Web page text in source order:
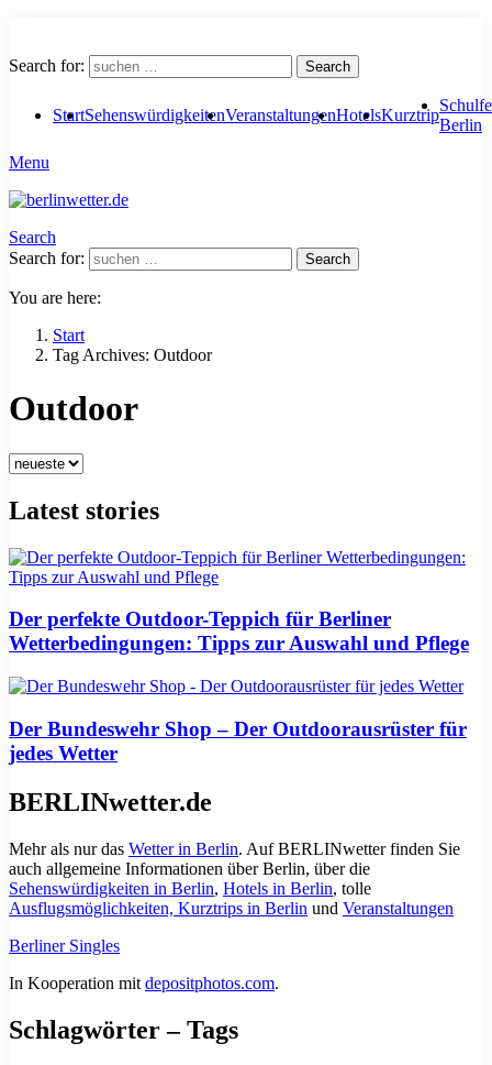
Search for: Search
StartSehenswürdigkeitenVeranstaltungenHotelsKurztrip
Berlin
Menu
Search
Search for:
Search
You are here:
Start
Tag Archives: Outdoor
Outdoor
Latest stories
Der perfekte Outdoor-Teppich für Berliner
Wetterbedingungen: Tipps zur Auswahl und Pflege
Der Bundeswehr Shop – Der Outdoorausrüster für
jedes Wetter
BERLINwetter.de
Mehr als nur das Wetter in Berlin. Auf BERLINwetter finden Sie
auch allgemeine Informationen über Berlin, über die
Sehenswürdigkeiten in Berlin, Hotels in Berlin, tolle
Ausflugsmöglichkeiten, Kurztrips in Berlin und Veranstaltungen
Berliner Singles
In Kooperation mit depositphotos.com.
Schlagwörter – Tags